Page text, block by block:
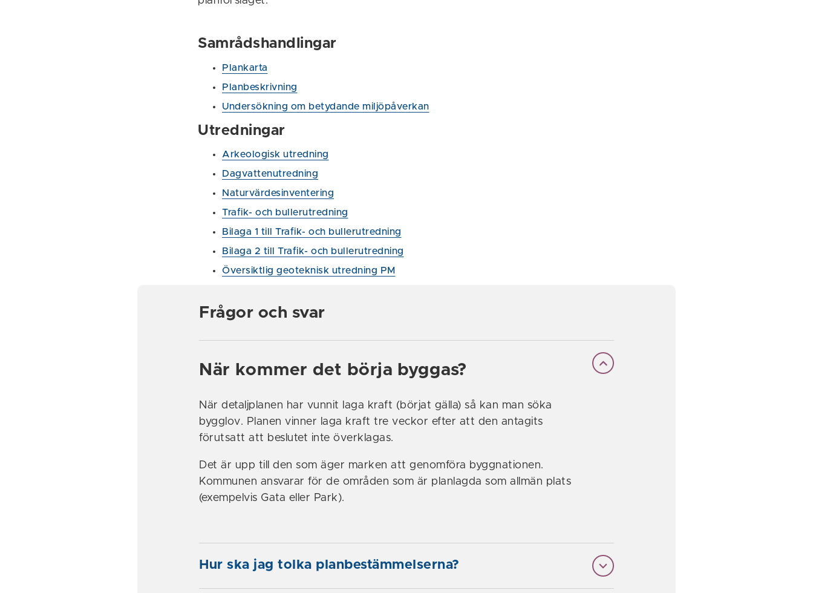
Samrådshandlingar
Plankarta
Planbeskrivning
Undersökning om betydande miljöpåverkan
Utredningar
Arkeologisk utredning
Dagvattenutredning
Naturvärdesinventering
Trafik- och bullerutredning
Bilaga 1 till Trafik- och bullerutredning
Bilaga 2 till Trafik- och bullerutredning
Översiktlig geoteknisk utredning PM
Frågor och svar
När kommer det börja byggas?
När detaljplanen har vunnit laga kraft (börjat gälla) så kan man söka
bygglov. Planen vinner laga kraft tre veckor efter att den antagits
förutsatt att beslutet inte överklagas.
Det är upp till den som äger marken att genomföra byggnationen.
Kommunen ansvarar för de områden som är planlagda som allmän plats
(exempelvis Gata eller Park).
Hur ska jag tolka planbestämmelserna?